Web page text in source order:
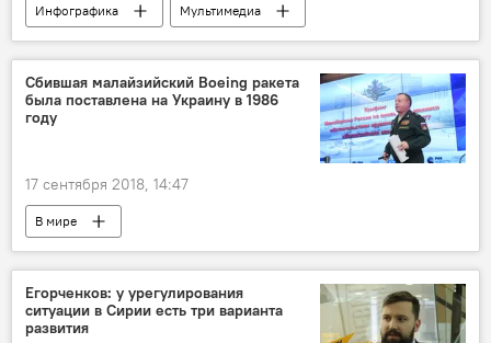
Инфографика
Мультимедиа
iPhone
Apple популярность
Сбившая малайзийский Boeing ракета
была поставлена на Украину в 1986
году
17 сентября 2018, 14:47
В мире
Егорченков: у урегулирования
ситуации в Сирии есть три варианта
развития